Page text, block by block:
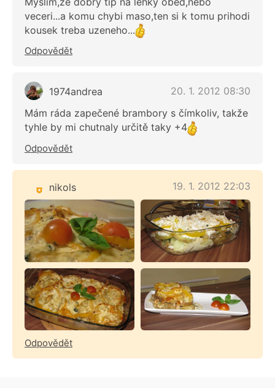
veceri...a komu chybi maso,ten si k tomu prihodi
kousek treba uzeneho...
Odpovědět
1974andrea
20. 1. 2012 08:30
Mám ráda zapečené brambory s čímkoliv, takže
tyhle by mi chutnaly určitě taky +4
Odpovědět
nikols 19. 1. 2012 22:03
Odpovědět